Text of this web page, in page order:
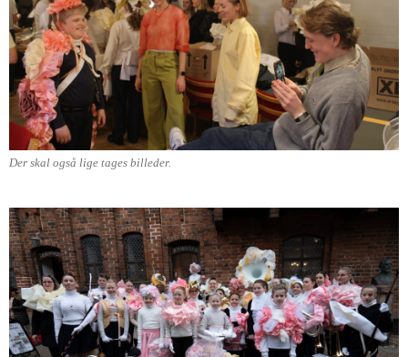
Der skal også lige tages billeder.